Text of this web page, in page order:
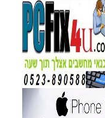
החל מ- 349 ₪
מידע נוסף
מברשות איפור מיקצועי למאפרים
349
₪
מידע נוסף
מעגל ריסים חשמלי